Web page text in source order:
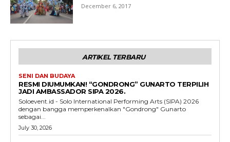
December 6, 2017
ARTIKEL TERBARU
SENI DAN BUDAYA
RESMI DIUMUMKAN! “GONDRONG” GUNARTO TERPILIH
JADI AMBASSADOR SIPA 2026.
Soloevent.id - Solo International Performing Arts (SIPA) 2026
dengan bangga memperkenalkan "Gondrong" Gunarto
sebagai...
July 30, 2026